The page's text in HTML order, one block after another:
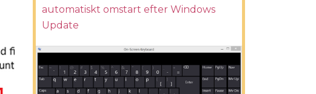
automatiskt omstart efter Windows
Update